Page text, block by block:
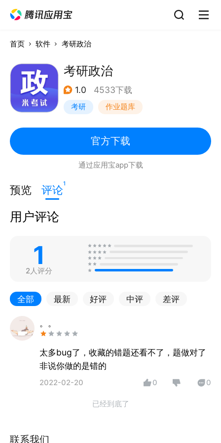
首页 软件 考研政治
考研政治
1.0 4533下载
考研 作业题库
官方下载
通过应用宝app下载
预览 评论1
用户评论
1
2人评分
全部 最新 好评 中评 差评
。。
太多bug了，收藏的错题还看不了，题做对了
非说你做的是错的
2022-02-20 0 0
已经到底了
联系我们